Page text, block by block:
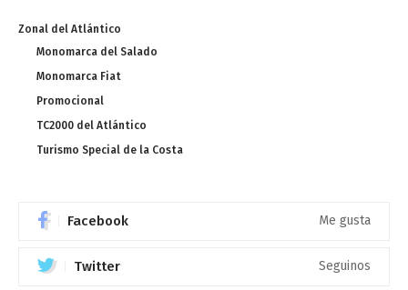
Zonal del Atlántico
Monomarca del Salado
Monomarca Fiat
Promocional
TC2000 del Atlántico
Turismo Special de la Costa
Facebook Me gusta
Twitter Seguinos